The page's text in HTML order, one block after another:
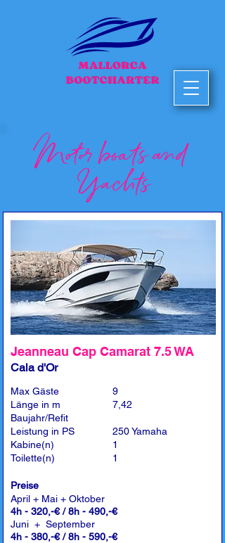
Motor boats and
Yachts
Jeanneau Cap Camarat 7.5 WA
Cala d'Or
Max Gäste
Länge in m
Baujahr/Refit
Leistung in PS
Kabine(n)
Toilette(n)
9
7,42
250 Yamaha
1
1
Preise
April + Mai + Oktober
4h - 320,-€ / 8h - 490,-€
Juni + September
4h - 380,-€ / 8h - 590,-€